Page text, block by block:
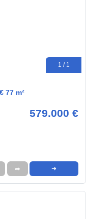
1 / 1
77 m²
579.000 €
➦ ➜